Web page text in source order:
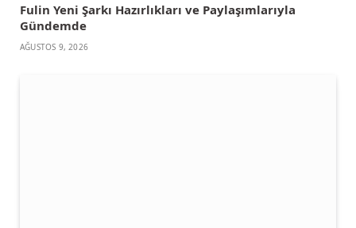
Fulin Yeni Şarkı Hazırlıkları ve Paylaşımlarıyla
Gündemde
AĞUSTOS 9, 2026